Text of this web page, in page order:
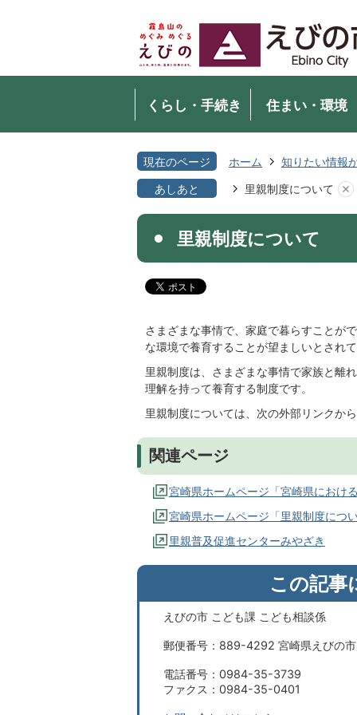
くらし・手続き 住まい・環境
現在のページ ホーム 知りたい情報
あしあと
里親制度について
里親制度について
さまざまな事情で、家庭で暮らすことが
な環境で養育することが望ましいとされて
里親制度は、さまざまな事情で家族と離
理解を持って養育する制度です。
里親制度については、次の外部リンクか
関連ページ
宮崎県ホームページ「宮崎県におけ
宮崎県ホームページ「里親制度につい
里親普及促進センターみやざき
この記事
えびの市 こども課 こども相談係
郵便番号：889-4292 宮崎県えびの
電話番号：0984-35-3739
ファクス：0984-35-0401